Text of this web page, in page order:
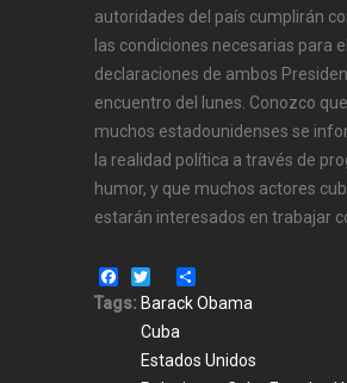
autoridades del país cumplirán
las condiciones necesarias para
declaraciones de ambos
encuentro del lunes. Conozco
muchos estadounidenses se
la realidad política a través de
humor, y que muchos actores
estarán interesados en trabajar
Facebook
Twitter
Tags: Barack Obama
Cuba
Estados Unidos